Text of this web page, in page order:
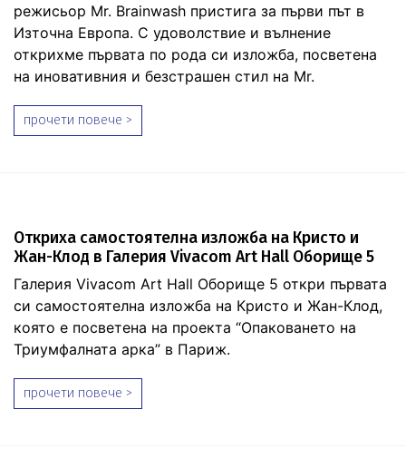
режисьор Mr. Brainwash пристига за първи път в
Източна Европа. С удоволствие и вълнение
открихме първата по рода си изложба, посветена
на иновативния и безстрашен стил на Mr.
прочети повече >
Откриха самостоятелна изложба на Кристо и
Жан-Клод в Галерия Vivacom Art Hall Оборище 5
Галерия Vivacom Art Hall Оборище 5 откри първата
си самостоятелна изложба на Кристо и Жан-Клод,
която е посветена на проекта “Опаковането на
Триумфалната арка” в Париж.
прочети повече >